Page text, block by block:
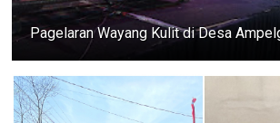
Pagelaran Wayang Kulit di Desa